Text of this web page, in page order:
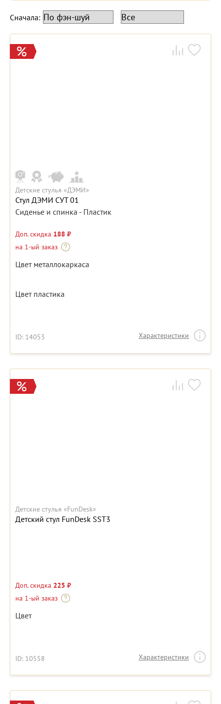
Сначала:
Детские стулья «ДЭМИ»
Стул ДЭМИ СУТ 01
Сиденье и спинка - Пластик
Доп. скидка 188 ₽
на 1-ый заказ
Цвет металлокаркаса
Цвет пластика
ID: 14053 Характеристики
Детские стулья «FunDesk»
Детский стул FunDesk SST3
Доп. скидка 225 ₽
на 1-ый заказ
Цвет
ID: 10558 Характеристики